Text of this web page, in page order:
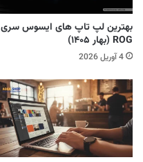
بهترین لپ تاپ های ایسوس سری
ROG (بهار ۱۴۰۵)
4 آوریل 2026